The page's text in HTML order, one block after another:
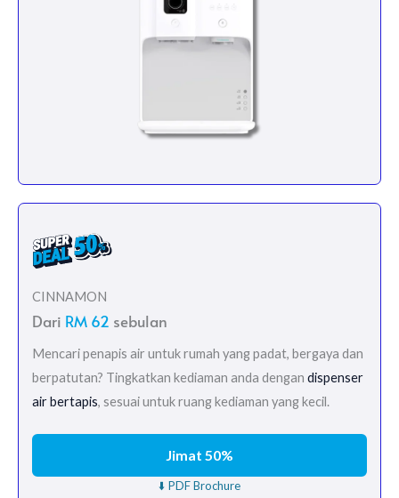
CINNAMON
Dari RM 62 sebulan
Mencari penapis air untuk rumah yang padat, bergaya dan
berpatutan? Tingkatkan kediaman anda dengan dispenser
air bertapis, sesuai untuk ruang kediaman yang kecil.
Jimat 50%
⬇️ PDF Brochure